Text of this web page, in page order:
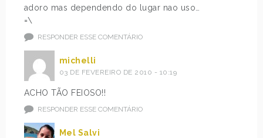
adoro mas dependendo do lugar nao uso…
=\
RESPONDER ESSE COMENTÁRIO
michelli
03 DE FEVEREIRO DE 2010 - 10:19
ACHO TÃO FEIOSO!!
RESPONDER ESSE COMENTÁRIO
Mel Salvi